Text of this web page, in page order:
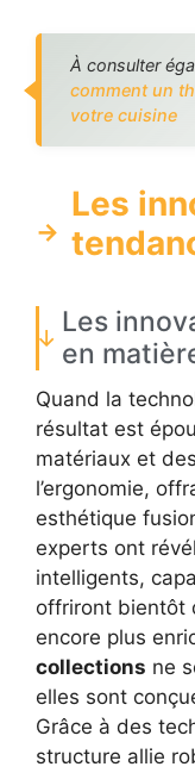
À consulter
comment un
votre cuisine
Les
Les
en
Quand la
résultat est
matériaux et
l’ergonomie,
esthétique
experts ont
intelligents,
offriront bientôt
encore plus
collections ne
elles sont
Grâce à des
structure allie